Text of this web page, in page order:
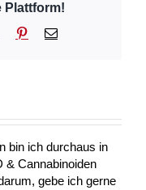
Plattform!
Tumblr Pinterest
E-
bin ich durchaus in
& Cannabinoiden
gebe ich gerne